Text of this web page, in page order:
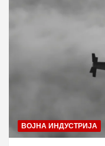
ВОЈНА ИНДУСТРИЈА